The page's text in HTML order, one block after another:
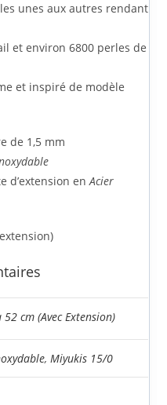
unes aux autres rendant
et environ 6800 perles de
et inspiré de modèle
de 1,5 mm
d’extension enAcier
52 cm (Avec Extension)
,Miyukis 15/0